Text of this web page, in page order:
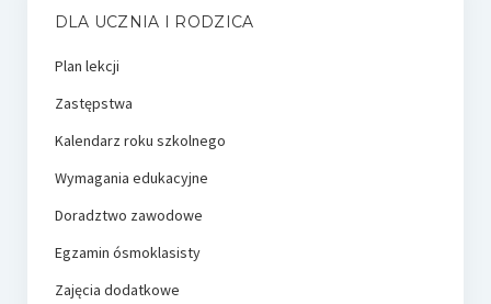
DLA UCZNIA I RODZICA
Plan lekcji
Zastępstwa
Kalendarz roku szkolnego
Wymagania edukacyjne
Doradztwo zawodowe
Egzamin ósmoklasisty
Zajęcia dodatkowe